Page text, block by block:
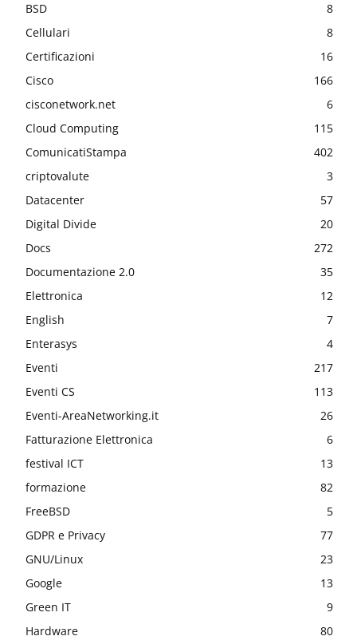
BSD
8
Cellulari
8
Certificazioni
16
Cisco
166
cisconetwork.net
6
Cloud Computing
115
ComunicatiStampa
402
criptovalute
3
Datacenter
57
Digital Divide
20
Docs
272
Documentazione 2.0
35
Elettronica
12
English
7
Enterasys
4
Eventi
217
Eventi CS
113
Eventi-AreaNetworking.it
26
Fatturazione Elettronica
6
festival ICT
13
formazione
82
FreeBSD
5
GDPR e Privacy
77
GNU/Linux
23
Google
13
Green IT
9
Hardware
80